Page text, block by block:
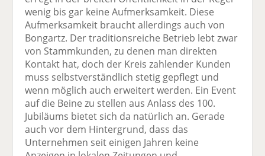
wenig bis gar keine Aufmerksamkeit. Diese
Aufmerksamkeit braucht allerdings auch von
Bongartz. Der traditionsreiche Betrieb lebt zwar
von Stammkunden, zu denen man direkten
Kontakt hat, doch der Kreis zahlender Kunden
muss selbstverständlich stetig gepflegt und
wenn möglich auch erweitert werden. Ein Event
auf die Beine zu stellen aus Anlass des 100.
Jubiläums bietet sich da natürlich an. Gerade
auch vor dem Hintergrund, dass das
Unternehmen seit einigen Jahren keine